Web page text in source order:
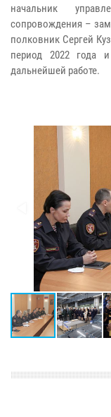
начальник
сопровождения –
полковник Сергей
период 2022 года
дальнейшей работе.